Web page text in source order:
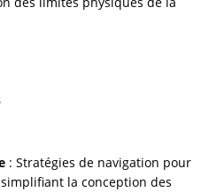
: Stratégies de navigation pour
la conception des